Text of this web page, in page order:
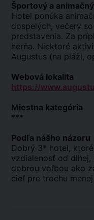
Športový a
Hotel ponúka
dospelých, večery
predstavenia. Za
herňa. Niektoré
Augustus (na pláži,
Webová lokalita
https://
Miestna kategória
***
Podľa nášho názoru
Dobrý 3* hotel,
vzdialenosť od dlhej,
dobrou voľbou ako
cieľ pre trochu